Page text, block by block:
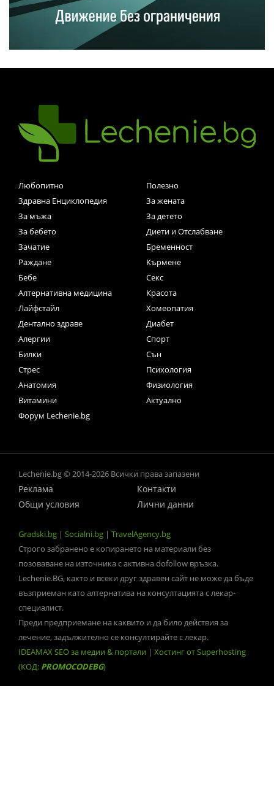
Любопитно
Полезно
Здравна Енциклопедия
За жената
За мъжа
За детето
За бебето
Диети и Отслабване
Зачатие
Бременност
Раждане
Кърмене
Бебе
Секс
Алтернативна медицина
Красота
Лайфстайл
Хомеопатия
Дентално здраве
Диабет
Алергии
Спорт
Билки
Сън
Стрес
Психология
Анатомия
Физиология
Витамини
Актуално
Форум Lechenie.bg
Lechenie.bg © 2014-2026 Всички права запазени
Реклама
Контакти
Общи условия
Лични данни
Gradski.bg | Socialni.bg | TravelAgency.bg
Строго забранено е копирането на материали без
позоваване на източника с активна dofollow връзка.
Lechenie.BG, както и всеки друг здравен сайт не може да бъде
възприеман като алтернатива на консултацията с лекар-
специалист.
Преди предприемане на каквито и да било действия за
лечение, задължително се консултирайте с лекар.
IDEAMAX SEO за медии & портали | Хостинг от Superhosting
(КОД: PROMOCODEBG)